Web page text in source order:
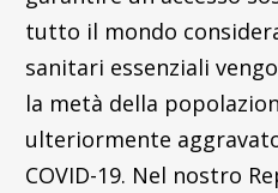
tutto il mondo
sanitari essenziali
la metà della
ulteriormente
COVID-19. Nel nostro